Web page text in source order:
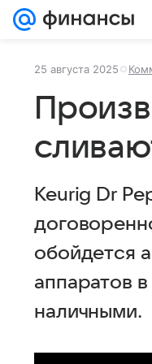
25 августа 2025
Keurig Dr
обойдется
аппаратов
наличными.